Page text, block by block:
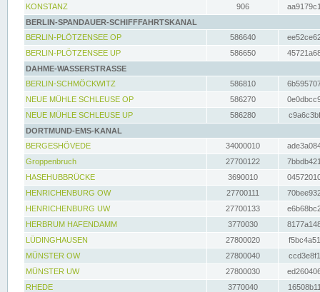
KONSTANZ
906
BERLIN-SPANDAUER-SCHIFFFAHRTSKANAL
BERLIN-PLÖTZENSEE OP
586640
BERLIN-PLÖTZENSEE UP
586650
DAHME-WASSERSTRASSE
BERLIN-SCHMÖCKWITZ
586810
NEUE MÜHLE SCHLEUSE OP
586270
NEUE MÜHLE SCHLEUSE UP
586280
DORTMUND-EMS-KANAL
BERGESHÖVEDE
34000010
Groppenbruch
27700122
HASEHUBBRÜCKE
3690010
HENRICHENBURG OW
27700111
HENRICHENBURG UW
27700133
HERBRUM HAFENDAMM
3770030
LÜDINGHAUSEN
27800020
MÜNSTER OW
27800040
MÜNSTER UW
27800030
RHEDE
3770040